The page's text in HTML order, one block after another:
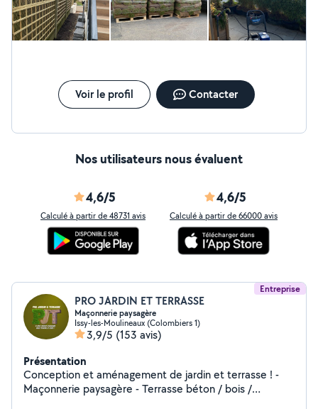
7j/7, du lundi au dimanche Devis gratuit sur simple
demande Réponse rapide
Voir le profil Contacter
Nos utilisateurs nous évaluent
4,6/5
Calculé à partir de 48731 avis
4,6/5
Calculé à partir de 66000 avis
Entreprise
PRO JARDIN ET TERRASSE
Maçonnerie paysagère
Issy-les-Moulineaux (Colombiers 1)
3,9/5 (153 avis)
Présentation
Conception et aménagement de jardin et terrasse ! -
Maçonnerie paysagère - Terrasse béton / bois /